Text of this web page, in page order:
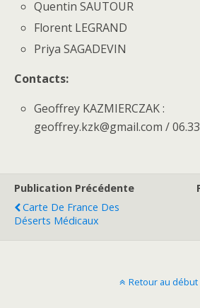
Quentin SAUTOUR
Florent LEGRAND
Priya SAGADEVIN
Contacts:
Geoffrey KAZMIERCZAK :
geoffrey.kzk@gmail.com /
Publication Précédente
Carte De France Des
Déserts Médicaux
Retour au début